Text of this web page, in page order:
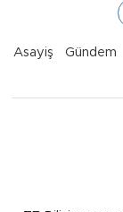
Asayiş Gündem